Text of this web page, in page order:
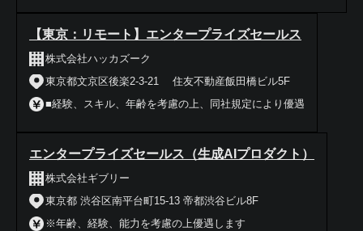
【東京：リモート】エンタープライズセールス
株式会社ハッカズーク
東京都文京区後楽2-3-21 住友不動産飯田橋ビル5F
■経験、スキル、年齢を考慮の上、同社規定により優遇
エンタープライズセールス（生成AIプロダクト）
株式会社ギブリー
東京都 渋谷区南平台町15-13 帝都渋谷ビル8F
※年齢、経験、能力を考慮の上優遇します